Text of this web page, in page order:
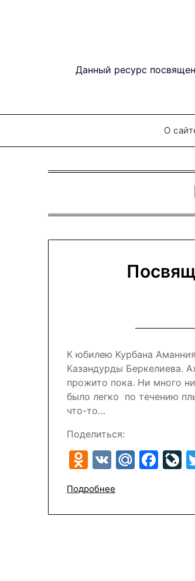
Данный ресурс
О
К юбилею Курбана
Казандурды Беркелиева.
прожито пока. Ни много
было легко по течению
что-то…
Поделиться:
VK
Подробнее